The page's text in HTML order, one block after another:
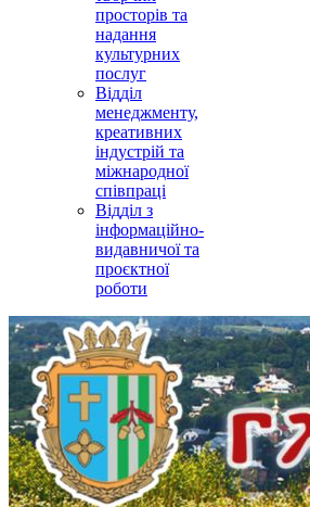
просторів та
надання
культурних
послуг
Відділ
менеджменту,
креативних
індустрій та
міжнародної
співпраці
Відділ з
інформаційно-
видавничої та
проєктної
роботи